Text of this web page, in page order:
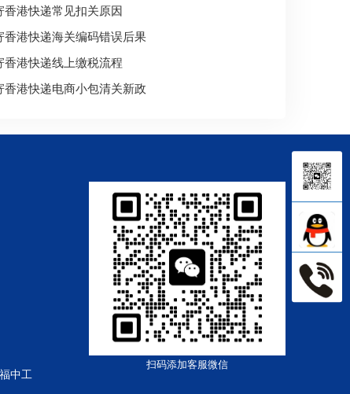
香港快递常见扣关原因
香港快递海关编码错误后果
香港快递线上缴税流程
香港快递电商小包清关新政
中工
扫码添加客服微信